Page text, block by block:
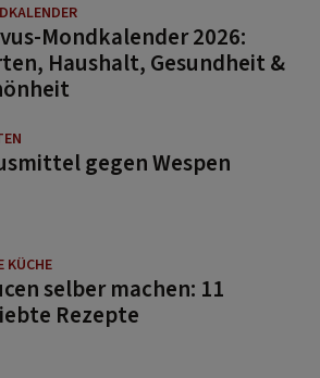
Mondkalender 2026:
Haushalt, Gesundheit &
gegen Wespen
KÜCHE
selber machen: 11
Rezepte